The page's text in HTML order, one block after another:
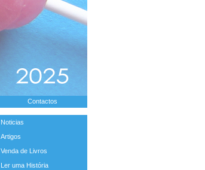
Contactos
Noticias
Artigos
Venda de Livros
Ler uma História